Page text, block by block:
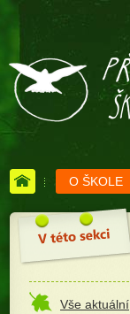
O ŠKOLE
Vše aktuální